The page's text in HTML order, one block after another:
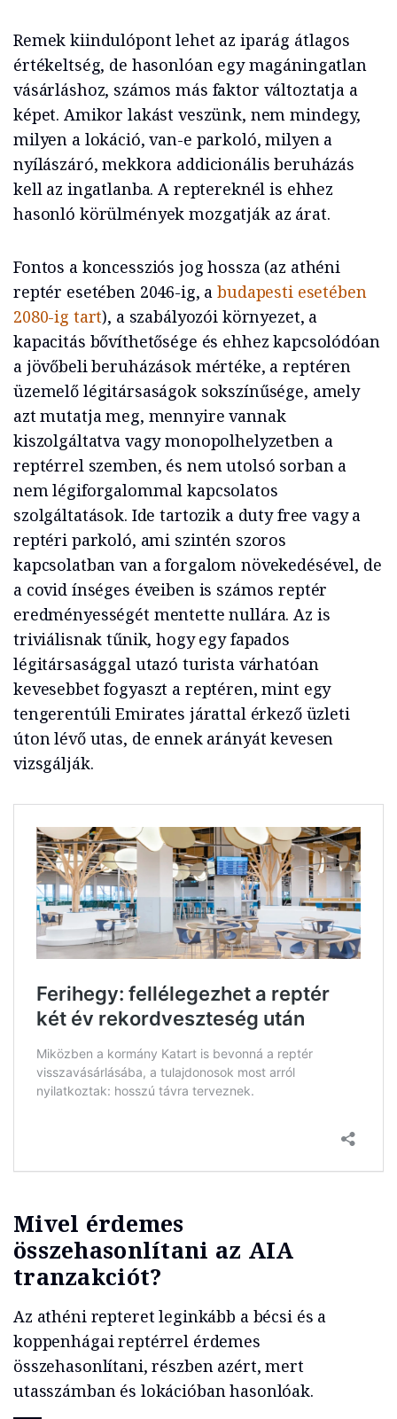
Remek kiindulópont lehet az iparág átlagos
értékeltség, de hasonlóan egy magáningatlan
vásárláshoz, számos más faktor változtatja a
képet. Amikor lakást veszünk, nem mindegy,
milyen a lokáció, van-e parkoló, milyen a
nyílászáró, mekkora addicionális beruházás
kell az ingatlanba. A reptereknél is ehhez
hasonló körülmények mozgatják az árat.
Fontos a koncessziós jog hossza (az athéni
reptér esetében 2046-ig, abudapesti esetében
2080-ig tart), a szabályozói környezet, a
kapacitás bővíthetősége és ehhez kapcsolódóan
a jövőbeli beruházások mértéke, a reptéren
üzemelő légitársaságok sokszínűsége, amely
azt mutatja meg, mennyire vannak
kiszolgáltatva vagy monopolhelyzetben a
reptérrel szemben, és nem utolsó sorban a
nem légiforgalommal kapcsolatos
szolgáltatások. Ide tartozik a duty free vagy a
reptéri parkoló, ami szintén szoros
kapcsolatban van a forgalom növekedésével, de
a covid ínséges éveiben is számos reptér
eredményességét mentette nullára. Az is
triviálisnak tűnik, hogy egy fapados
légitársasággal utazó turista várhatóan
kevesebbet fogyaszt a reptéren, mint egy
tengerentúli Emirates járattal érkező üzleti
úton lévő utas, de ennek arányát kevesen
vizsgálják.
Mivel érdemes
összehasonlítani az AIA
tranzakciót?
Az athéni repteret leginkább a bécsi és a
koppenhágai reptérrel érdemes
összehasonlítani, részben azért, mert
utasszámban és lokációban hasonlóak.